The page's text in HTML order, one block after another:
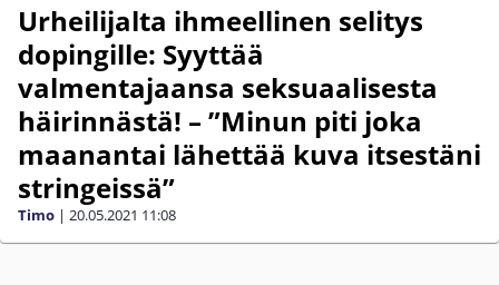
Urheilijalta ihmeellinen selitys
dopingille: Syyttää
valmentajaansa seksuaalisesta
häirinnästä! – ”Minun piti joka
maanantai lähettää kuva itsestäni
stringeissä”
Timo | 20.05.2021 11:08